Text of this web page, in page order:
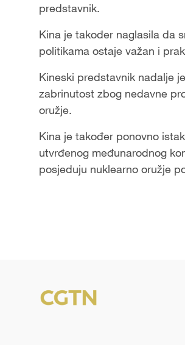
predstavnik.
Kina je također naglasila da
politikama ostaje važan i
Kineski predstavnik nadalje
zabrinutost zbog nedavne
oružje.
Kina je također ponovno
utvrđenog međunarodnog
posjeduju nuklearno oružje